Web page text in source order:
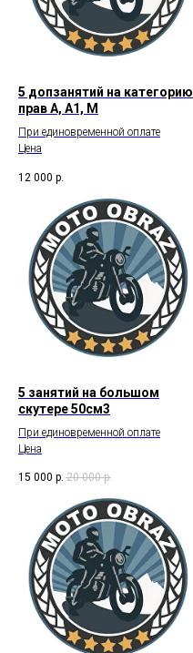
5 допзанятий на категорию
прав А, А1, М
При единовременной оплате
Цена
12 000 р.
5 занятий на большом
скутере 50см3
При единовременной оплате
Цена
15 000 р. 20 000 р.